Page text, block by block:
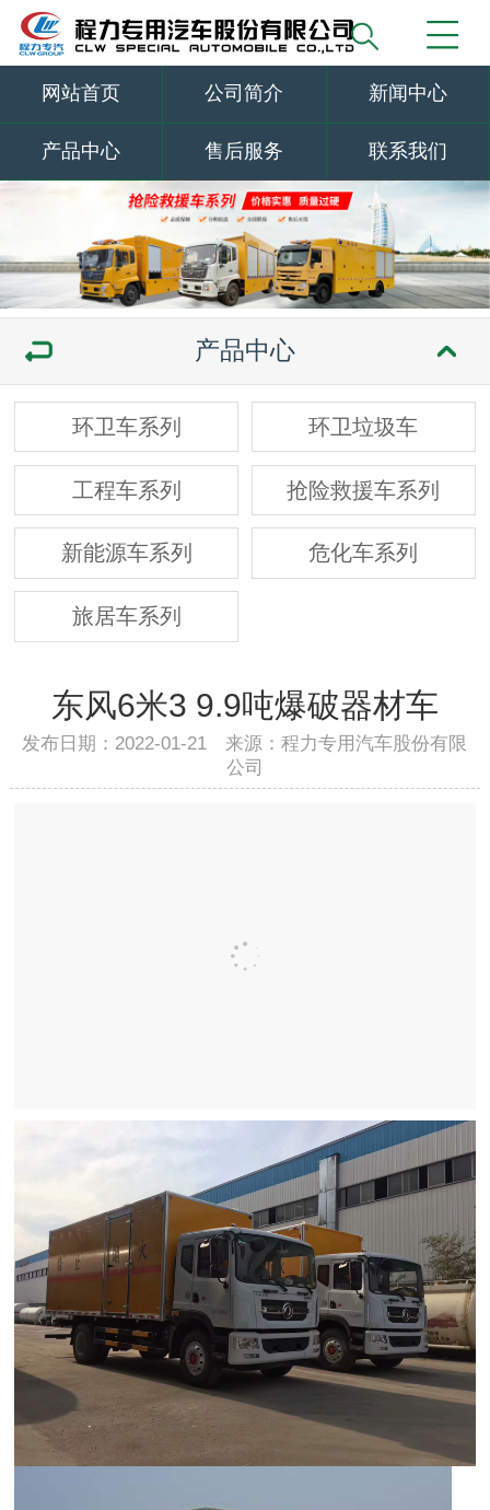
网站首页 公司简介 新闻中心
产品中心 售后服务 联系我们
产品中心
环卫车系列 环卫垃圾车
工程车系列 抢险救援车系列
新能源车系列 危化车系列
旅居车系列
东风6米3 9.9吨爆破器材车
发布日期：2022-01-21 来源：程力专用汽车股份有限
公司